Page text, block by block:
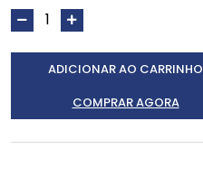
ADICIONAR AO CARRINHO
COMPRAR AGORA